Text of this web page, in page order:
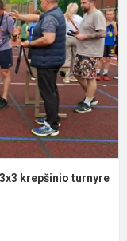
krepšinio turnyre